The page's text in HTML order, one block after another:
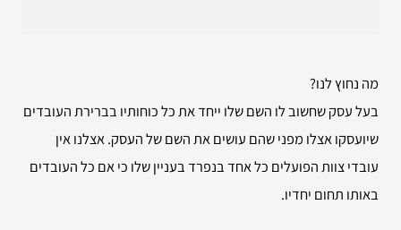
מה נחוץ לנו?
בעל עסק שחשוב לו השם שלו ייחד את כל כוחותיו בברירת העובדים
שיועסקו אצלו מפני שהם עושים את השם של העסק. אצלנו אין
עובדי צוות הפועלים כל אחד בנפרד בעניין שלו כי אם כל העובדים
באותו תחום יחדיו.